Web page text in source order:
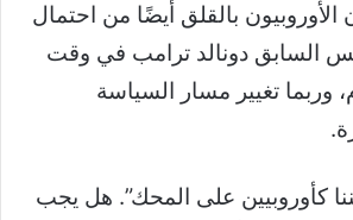
بالقلق أيضًا من احتمال
السابق دونالد ترامب في وقت
وربما تغيير مسار السياسة
كأوروبيين على المحك”. هل يجب